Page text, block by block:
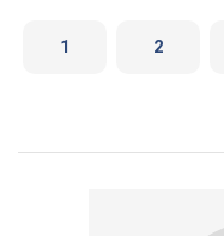
1 2